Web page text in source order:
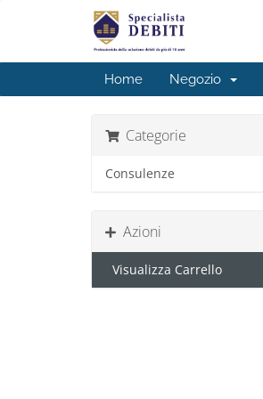
Home Negozio
Categorie
Consulenze
Azioni
Visualizza Carrello